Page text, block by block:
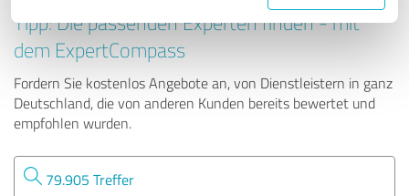
Tipp: Die passenden Experten finden - mit
dem ExpertCompass
Fordern Sie kostenlos Angebote an, von Dienstleistern in ganz
Deutschland, die von anderen Kunden bereits bewertet und
empfohlen wurden.
79.905 Treffer